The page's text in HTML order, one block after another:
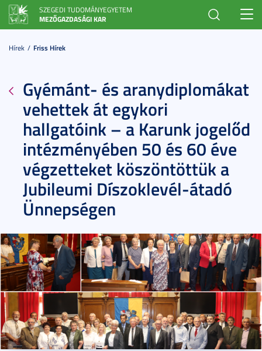
SZEGEDI TUDOMÁNYEGYETEM
MEZŐGAZDASÁGI KAR
Hírek Friss Hírek
Gyémánt- és aranydiplomákat
vehettek át egykori
hallgatóink – a Karunk jogelőd
intézményében 50 és 60 éve
végzetteket köszöntöttük a
Jubileumi Díszoklevél-átadó
Ünnepségen